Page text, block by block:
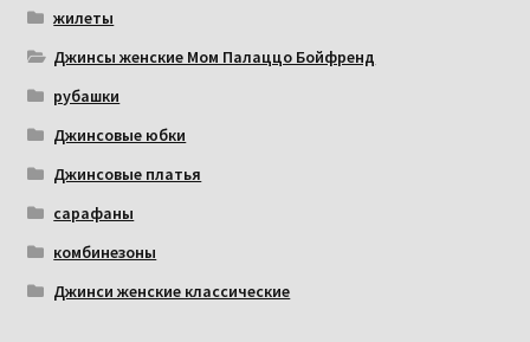
жилеты
Джинсы женские Мом Палаццо Бойфренд
рубашки
Джинсовые юбки
Джинсовые платья
сарафаны
комбинезоны
Джинси женские классические